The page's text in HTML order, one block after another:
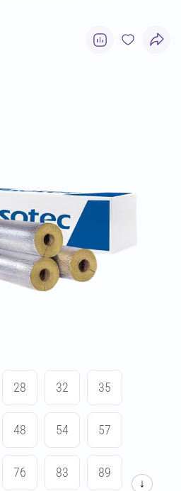
28 32 35
48 54 57
76 83 89
↓